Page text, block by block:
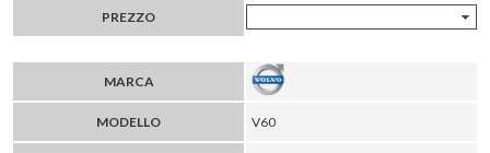
PREZZO
MARCA
MODELLO V60